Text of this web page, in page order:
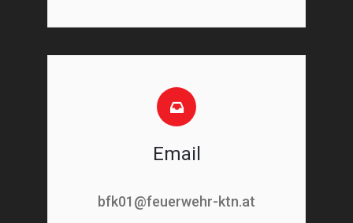
Email
bfk01@feuerwehr-ktn.at